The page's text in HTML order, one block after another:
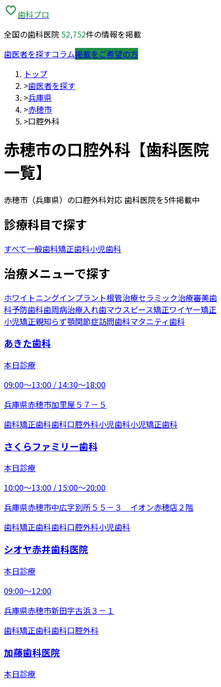
歯科プロ
全国の歯科医院 52,752件の情報を掲載
歯医者を探すコラム掲載をご希望の方
トップ
>歯医者を探す
>兵庫県
>赤穂市
>口腔外科
赤穂市の口腔外科 【歯科医院
一覧】
赤穂市 （兵庫県）の口腔外科対応 歯科医院を5件掲載中
診療科目で探す
すべて一般歯科矯正歯科小児歯科
治療メニューで探す
ホワイトニングインプラント根管治療セラミック治療審美歯
科予防歯科歯周病治療入れ歯マウスピース矯正ワイヤー矯正
小児矯正親知らず顎関節症訪問歯科マタニティ歯科
あきた歯科
本日診療
09:00〜13:00 / 14:30〜18:00
兵庫県赤穂市加里屋５７－５
歯科矯正歯科歯科口腔外科小児歯科小児矯正歯科
さくらファミリー歯科
本日診療
10:00〜13:00 / 15:00〜20:00
兵庫県赤穂市中広字別所５５－３ イオン赤穂店２階
歯科矯正歯科歯科口腔外科小児歯科
シオヤ赤井歯科医院
本日診療
09:00〜12:00
兵庫県赤穂市新田字古浜３－１
歯科矯正歯科歯科口腔外科
加藤歯科医院
本日診療